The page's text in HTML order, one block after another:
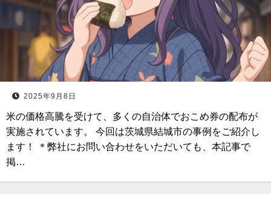
2025年9月8日
米の価格高騰を受けて、多くの自治体でおこめ券の配布が
実施されています。 今回は茨城県結城市の事例をご紹介し
ます！ ＊弊社にお問い合わせをいただいても、本記事で
掲…